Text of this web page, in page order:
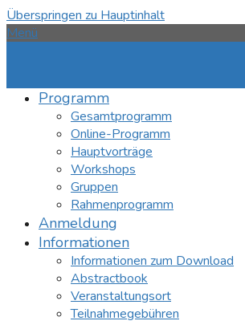
Überspringen zu Hauptinhalt
Menü
Programm
Gesamtprogramm
Online-Programm
Hauptvorträge
Workshops
Gruppen
Rahmenprogramm
Anmeldung
Informationen
Informationen zum Download
Abstractbook
Veranstaltungsort
Teilnahmegebühren